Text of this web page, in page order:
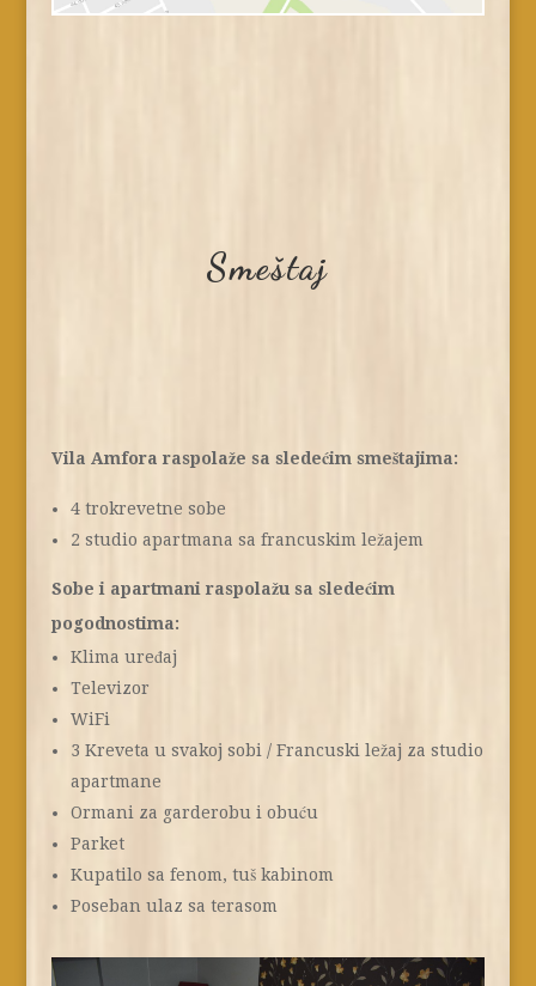
Smeštaj
Vila Amfora raspolaže sa sledećim smeštajima:
4 trokrevetne sobe
2 studio apartmana sa francuskim ležajem
Sobe i apartmani raspolažu sa sledećim
pogodnostima:
Klima uređaj
Televizor
WiFi
3 Kreveta u svakoj sobi / Francuski ležaj za studio
apartmane
Ormani za garderobu i obuću
Parket
Kupatilo sa fenom, tuš kabinom
Poseban ulaz sa terasom